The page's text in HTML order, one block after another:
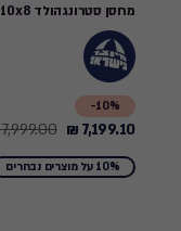
מחסן סטרונגהולד 10x8 - אפור
10%-
Price
from
7,999.00
7,199.10 ₪
7,999.00 ₪
10% על מוצרים נבחרים